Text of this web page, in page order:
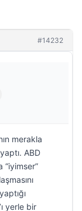
#14232
merakla
ABD
“iyimser”
yerle bir